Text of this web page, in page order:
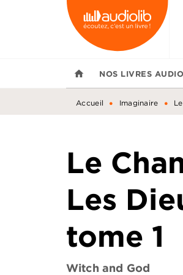
MENU RECHERCHE
home NOS LIVRES AUDIO
Accueil • Imaginaire •
Le
Les
tome 1
Witch and God